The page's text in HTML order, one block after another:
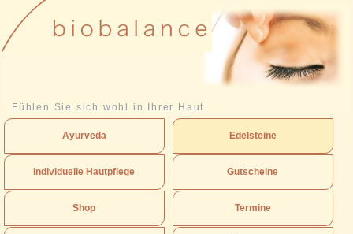
Fühlen Sie sich wohl in Ihrer Haut
Ayurveda Edelsteine
Individuelle Hautpflege Gutscheine
Shop Termine